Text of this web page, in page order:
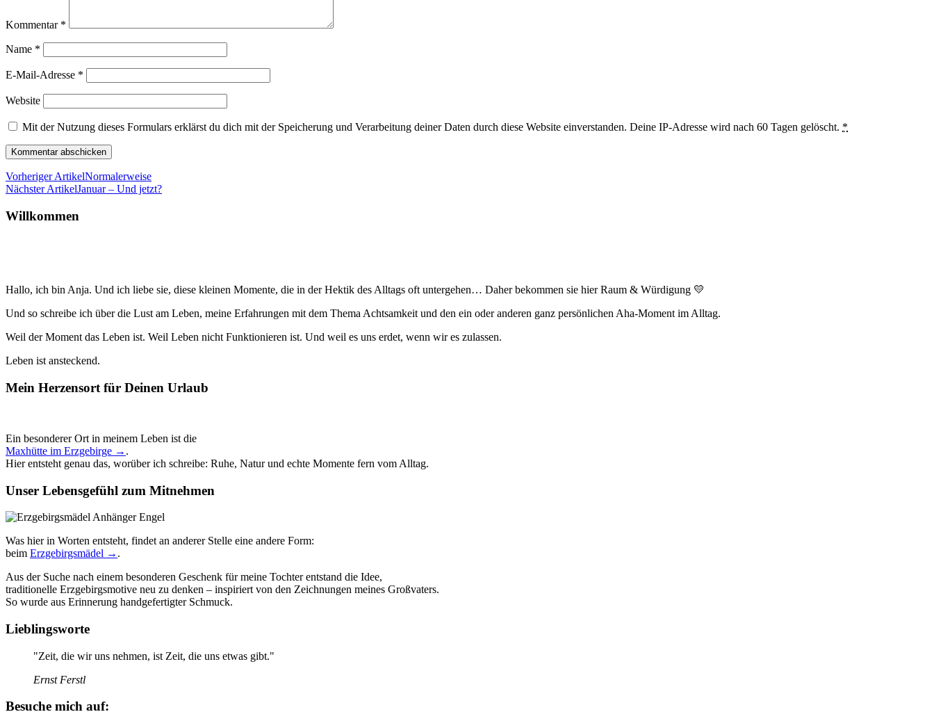
Kommentar *
Name *
E-Mail-Adresse *
Website
Mit der Nutzung dieses Formulars erklärst du dich mit der Speicherung und Verarbeitung deiner Daten durch diese Website einverstanden. Deine IP-Adresse wird nach 60 Tagen gelöscht. *
Vorheriger ArtikelNormalerweise
Nächster ArtikelJanuar – Und jetzt?
Willkommen
Hallo, ich bin Anja. Und ich liebe sie, diese kleinen Momente, die in der Hektik des Alltags oft untergehen… Daher bekommen sie hier Raum & Würdigung 💛
Und so schreibe ich über die Lust am Leben, meine Erfahrungen mit dem Thema Achtsamkeit und den ein oder anderen ganz persönlichen Aha-Moment im Alltag.
Weil der Moment das Leben ist. Weil Leben nicht Funktionieren ist. Und weil es uns erdet, wenn wir es zulassen.
Leben ist ansteckend.
Mein Herzensort für Deinen Urlaub
Ein besonderer Ort in meinem Leben ist die
Maxhütte im Erzgebirge → .
Hier entsteht genau das, worüber ich schreibe: Ruhe, Natur und echte Momente fern vom Alltag.
Unser Lebensgefühl zum Mitnehmen
Was hier in Worten entsteht, findet an anderer Stelle eine andere Form:
beim Erzgebirgsmädel → .
Aus der Suche nach einem besonderen Geschenk für meine Tochter entstand die Idee,
traditionelle Erzgebirgsmotive neu zu denken – inspiriert von den Zeichnungen meines Großvaters.
So wurde aus Erinnerung handgefertigter Schmuck.
Lieblingsworte
"Zeit, die wir uns nehmen, ist Zeit, die uns etwas gibt."
Ernst Ferstl
Besuche mich auf: